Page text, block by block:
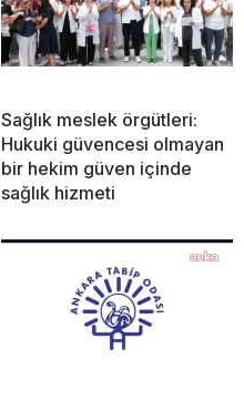
Sağlık meslek örgütleri:
Hukuki güvencesi olmayan
bir hekim güven içinde
sağlık hizmeti